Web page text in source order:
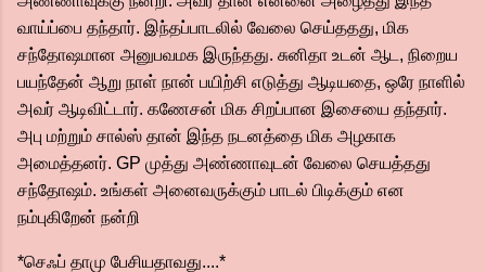
வாய்ப்பை தந்தார். இந்தப்பாடலில் வேலை செய்ததது, மிக
சந்தோஷமான அனுபவமக இருந்தது. சுனிதா உடன் ஆட, நிறைய
பயந்தேன் ஆறு நாள் நான் பயிற்சி எடுத்து ஆடியதை, ஒரே நாளில்
அவர் ஆடிவிட்டார். கணேசன் மிக சிறப்பான இசையை தந்தார்.
அபு மற்றும் சால்ஸ் தான் இந்த நடனத்தை மிக அழகாக
அமைத்தனர். GP முத்து அண்ணாவுடன் வேலை செயத்தது
சந்தோஷம். உங்கள் அனைவருக்கும் பாடல் பிடிக்கும் என
நம்புகிறேன் நன்றி
*செஃப் தாமு பேசியதாவது....*